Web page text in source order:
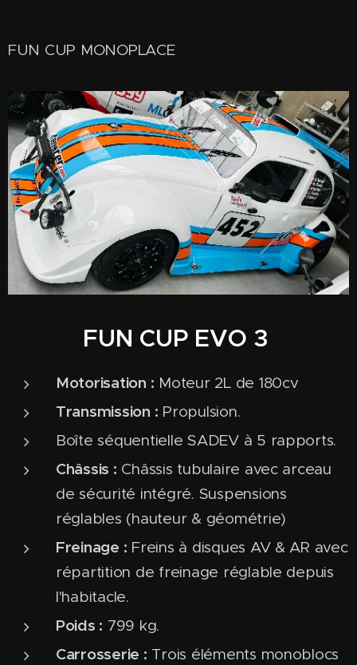
FUN CUP MONOPLACE
FUN CUP EVO 3
Motorisation : Moteur 2L de 180cv
Transmission : Propulsion.
Boîte séquentielle SADEV à 5 rapports.
Châssis : Châssis tubulaire avec arceau
de sécurité intégré. Suspensions
réglables (hauteur & géométrie)
Freinage : Freins à disques AV & AR avec
répartition de freinage réglable depuis
l'habitacle.
Poids : 799 kg.
Carrosserie : Trois éléments monoblocs